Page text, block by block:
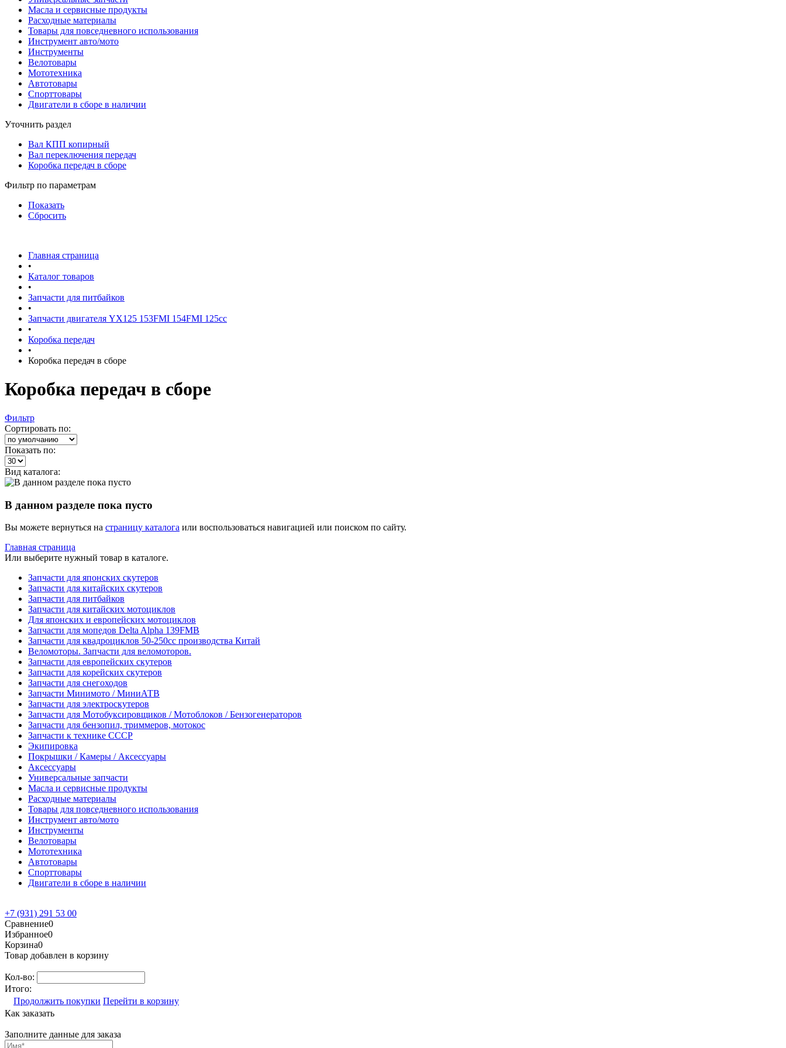
Масла и сервисные продукты
Расходные материалы
Товары для повседневного использования
Инструмент авто/мото
Инструменты
Велотовары
Мототехника
Автотовары
Спорттовары
Двигатели в сборе в наличии
Уточнить раздел
Вал КПП копирный
Вал переключения передач
Коробка передач в сборе
Фильтр по параметрам
Показать
Сбросить
Главная страница
•
Каталог товаров
•
Запчасти для питбайков
•
Запчасти двигателя YX125 153FMI 154FMI 125cc
•
Коробка передач
•
Коробка передач в сборе
Коробка передач в сборе
Фильтр
Сортировать по:
Показать по:
Вид каталога:
В данном разделе пока пусто
Вы можете вернуться на страницу каталога или воспользоваться навигацией или поиском по сайту.
Главная страница
Или выберите нужный товар в каталоге.
Запчасти для японских скутеров
Запчасти для китайских скутеров
Запчасти для питбайков
Запчасти для китайских мотоциклов
Для японских и европейских мотоциклов
Запчасти для мопедов Delta Alpha 139FMB
Запчасти для квадроциклов 50-250сс производства Китай
Веломоторы. Запчасти для веломоторов.
Запчасти для европейских скутеров
Запчасти для корейских скутеров
Запчасти для снегоходов
Запчасти Минимото / МиниАТВ
Запчасти для электроскутеров
Запчасти для Мотобуксировщиков / Мотоблоков / Бензогенераторов
Запчасти для бензопил, триммеров, мотокос
Запчасти к технике СССР
Экипировка
Покрышки / Камеры / Аксессуары
Аксессуары
Универсальные запчасти
Масла и сервисные продукты
Расходные материалы
Товары для повседневного использования
Инструмент авто/мото
Инструменты
Велотовары
Мототехника
Автотовары
Спорттовары
Двигатели в сборе в наличии
+7 (931) 291 53 00
Сравнение0
Избранное0
Корзина0
Товар добавлен в корзину
Кол-во:
Итого:
Продолжить покупки Перейти в корзину
Как заказать
Заполните данные для заказа